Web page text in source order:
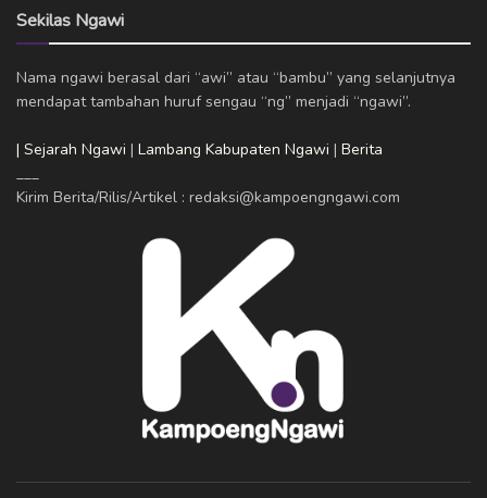
Sekilas Ngawi
Nama ngawi berasal dari “awi” atau “bambu” yang selanjutnya
mendapat tambahan huruf sengau “ng” menjadi “ngawi”.
| Sejarah Ngawi | Lambang Kabupaten Ngawi | Berita
Kirim Berita/Rilis/Artikel : redaksi@kampoengngawi.com